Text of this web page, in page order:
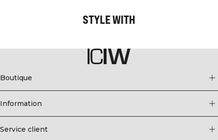
STYLE WITH
Boutique
Information
Service client